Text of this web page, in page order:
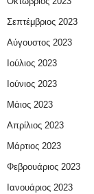
Σεπτέμβριος 2023
Αύγουστος 2023
Ιούλιος 2023
Ιούνιος 2023
Μάιος 2023
Απρίλιος 2023
Μάρτιος 2023
Φεβρουάριος 2023
Ιανουάριος 2023